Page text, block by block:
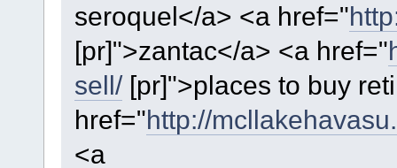
seroquel</a> <a href="
[pr]">zantac</a> <a href="
sell/[pr]">places to buy
href="http://
<a